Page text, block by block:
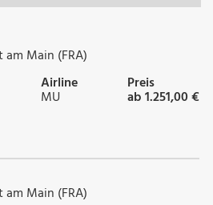
am Main (FRA)
Airline
MU
Preis
ab 1.251,00 €
am Main (FRA)